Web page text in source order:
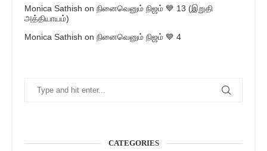
Monica Sathish on நினைவெனும் நிஜம் 💙 13 (இறுதி
அத்தியாயம்)
Monica Sathish on நினைவெனும் நிஜம் 💙 4
CATEGORIES